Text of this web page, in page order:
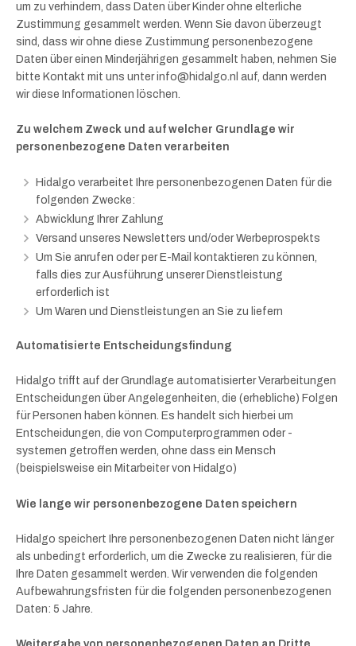
um zu verhindern, dass Daten über Kinder ohne elterliche
Zustimmung gesammelt werden. Wenn Sie davon überzeugt
sind, dass wir ohne diese Zustimmung personenbezogene
Daten über einen Minderjährigen gesammelt haben, nehmen Sie
bitte Kontakt mit uns unter info@hidalgo.nl auf, dann werden
wir diese Informationen löschen.
Zu welchem Zweck und auf welcher Grundlage wir
personenbezogene Daten verarbeiten
Hidalgo verarbeitet Ihre personenbezogenen Daten für die
folgenden Zwecke:
Abwicklung Ihrer Zahlung
Versand unseres Newsletters und/oder Werbeprospekts
Um Sie anrufen oder per E-Mail kontaktieren zu können,
falls dies zur Ausführung unserer Dienstleistung
erforderlich ist
Um Waren und Dienstleistungen an Sie zu liefern
Automatisierte Entscheidungsfindung
Hidalgo trifft auf der Grundlage automatisierter Verarbeitungen
Entscheidungen über Angelegenheiten, die (erhebliche) Folgen
für Personen haben können. Es handelt sich hierbei um
Entscheidungen, die von Computerprogrammen oder -
systemen getroffen werden, ohne dass ein Mensch
(beispielsweise ein Mitarbeiter von Hidalgo)
Wie lange wir personenbezogene Daten speichern
Hidalgo speichert Ihre personenbezogenen Daten nicht länger
als unbedingt erforderlich, um die Zwecke zu realisieren, für die
Ihre Daten gesammelt werden. Wir verwenden die folgenden
Aufbewahrungsfristen für die folgenden personenbezogenen
Daten: 5 Jahre.